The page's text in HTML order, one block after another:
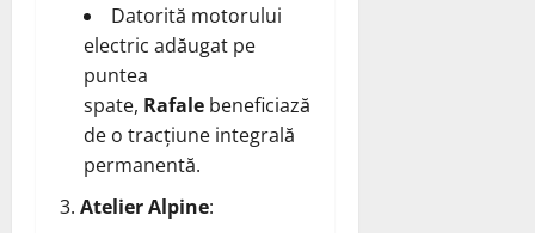
Datorită motorului
electric adăugat pe
puntea
spate, Rafale beneficiază
de o tracțiune integrală
permanentă.
Atelier Alpine: